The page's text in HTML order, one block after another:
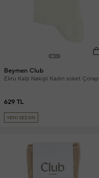
Beymen Club
Ekru Kalp Nakışlı Kadın soket Çorap
629 TL
YENİ SEZON